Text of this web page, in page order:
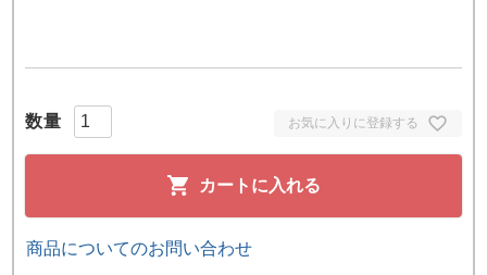
お気に入りに登録する
カートに入れる
商品についてのお問い合わせ